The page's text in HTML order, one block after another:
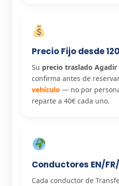
Precio Fijo desde
Su precio traslado
confirma antes de
vehículo — no por
reparte a 40€ cada uno.
Conductores EN/
Cada conductor de